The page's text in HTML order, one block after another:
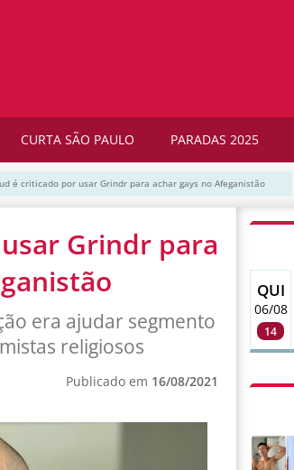
CURTA SÃO PAULO PARADAS 2025
é criticado por usar Grindr para achar gays no Afeganistão
Grindr para
era ajudar segmento
religiosos
Publicado em 16/08/2021
QUI
06/08
14